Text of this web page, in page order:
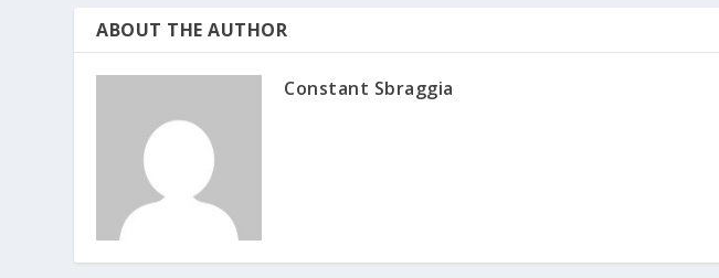
ABOUT THE AUTHOR
Constant Sbraggia